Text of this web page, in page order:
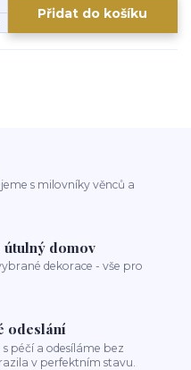
Přidat do košíku
s milovníky věnců a
domov
dekorace - vše pro
odeslání
péčí a odesíláme bez
v perfektním stavu.